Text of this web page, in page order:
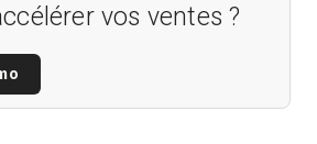
vos ventes ?